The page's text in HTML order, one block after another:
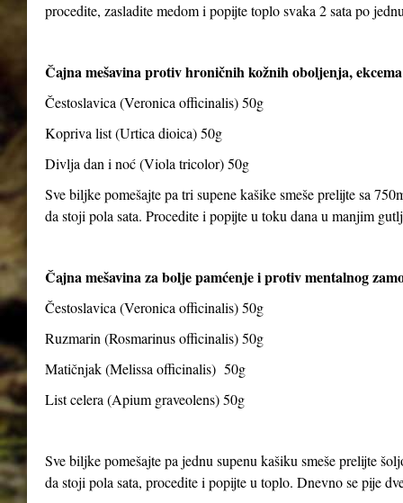
procedite, zasladite medom i popijte toplo svaka 2 sata po
Čajna mešavina protiv hroničnih kožnih oboljenja,
Čestoslavica (Veronica officinalis) 50g
Kopriva list (Urtica dioica) 50g
Divlja dan i noć (Viola tricolor) 50g
Sve biljke pomešajte pa tri supene kašike smeše prelijte sa
da stoji pola sata. Procedite i popijte u toku dana u manjim
Čajna mešavina za bolje pamćenje i protiv mentalnog
Čestoslavica (Veronica officinalis) 50g
Ruzmarin (Rosmarinus officinalis) 50g
Matičnjak (Melissa officinalis) 50g
List celera (Apium graveolens) 50g
Sve biljke pomešajte pa jednu supenu kašiku smeše prelijte
da stoji pola sata, procedite i popijte u toplo. Dnevno se pije